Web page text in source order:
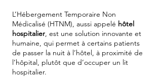
​L’Hébergement Temporaire Non
Médicalisé (HTNM), aussi appelé hôtel
hospitalier, est une solution innovante et
humaine, qui permet à certains patients
de passer la nuit à l’hôtel, à proximité de
l’hôpital, plutôt que d’occuper un lit
hospitalier.